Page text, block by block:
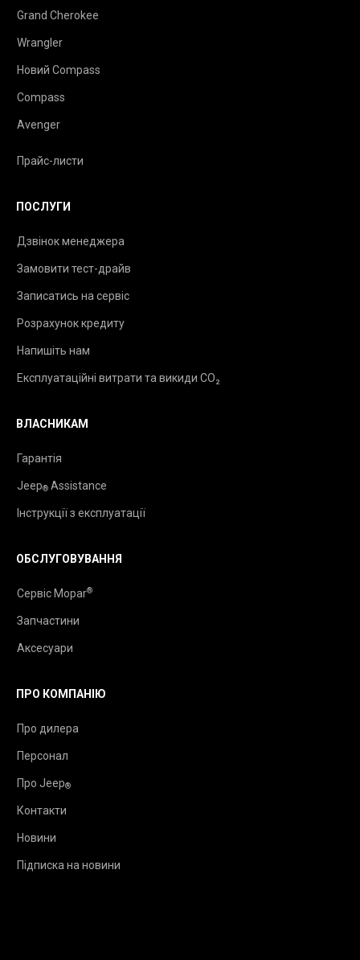
Grand Cherokee
Wrangler
Новий Compass
Compass
Avenger
Прайс-листи
ПОСЛУГИ
Дзвінок менеджера
Замовити тест-драйв
Записатись на сервіс
Розрахунок кредиту
Напишіть нам
Експлуатаційні витрати та викиди CO₂
ВЛАСНИКАМ
Гарантія
Jeep® Assistance
Інструкції з експлуатації
ОБСЛУГОВУВАННЯ
Сервіс Mopar®
Запчастини
Аксесуари
ПРО КОМПАНІЮ
Про дилера
Персонал
Про Jeep®
Контакти
Новини
Підписка на новини